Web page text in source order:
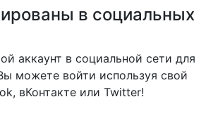
в социальных
аккаунт в социальной сети для
можете войти используя свой
вКонтакте или Twitter!